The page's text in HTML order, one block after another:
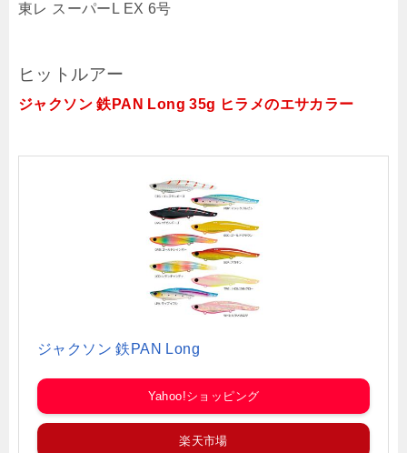
東レ スーパーL EX 6号
ヒットルアー
ジャクソン 鉄PAN Long 35g ヒラメのエサカラー
ジャクソン 鉄PAN Long
Yahoo!ショッピング
楽天市場